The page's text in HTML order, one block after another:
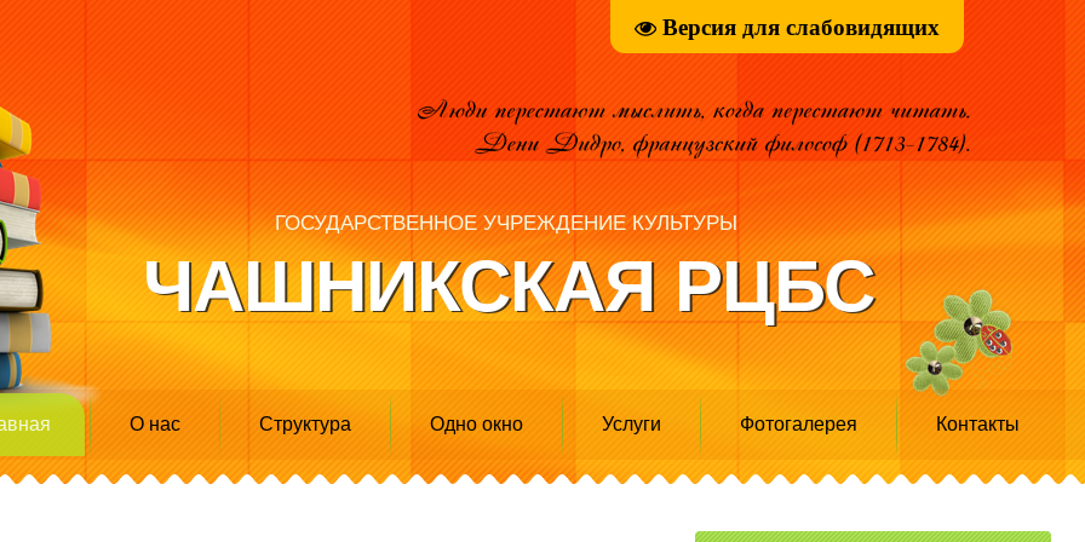
Версия для слабовидящих
ЧАШНИКСКАЯ РЦБС
ГОСУДАРСТВЕННОЕ УЧРЕЖДЕНИЕ КУЛЬТУРЫ
О нас Структура Одно окно Услуги Фотогалерея Контакты